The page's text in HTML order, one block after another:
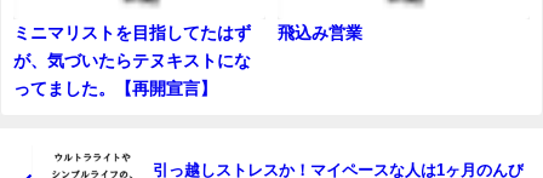
ミニマリストを目指してたはず
が、気づいたらテヌキストにな
ってました。【再開宣言】
飛込み営業
引っ越しストレスか！マイペースな人は1ヶ月のんび